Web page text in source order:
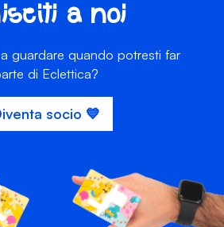
a noi
guardare quando potresti far
di Eclettica?
socio 💙